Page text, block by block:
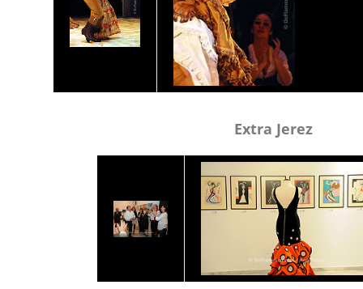
Extra Jerez